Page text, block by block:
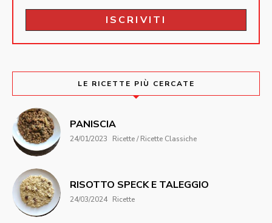
LE RICETTE PIÙ CERCATE
PANISCIA
24/01/2023 Ricette / Ricette Classiche
RISOTTO SPECK E TALEGGIO
24/03/2024 Ricette